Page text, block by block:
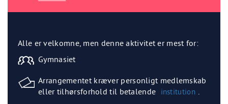
Alle er velkomne, men denne aktivitet er mest for:
Gymnasiet
Arrangementet kræver personligt medlemskab
eller tilhørsforhold til betalende institution .